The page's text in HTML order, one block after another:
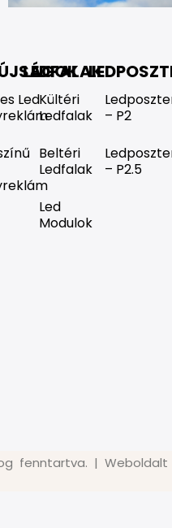
Led
LEDFALAK
Kültéri
Ledfalak
Beltéri
Ledfalak
Led
Modulok
– P2
– P2.5
fenntartva. | Weboldalt